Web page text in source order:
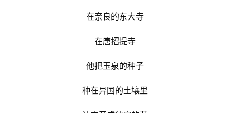
在奈良的东大寺
在唐招提寺
他把玉泉的种子
种在异国的土壤里